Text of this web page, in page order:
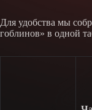
Для удобства мы
гоблинов» в одной